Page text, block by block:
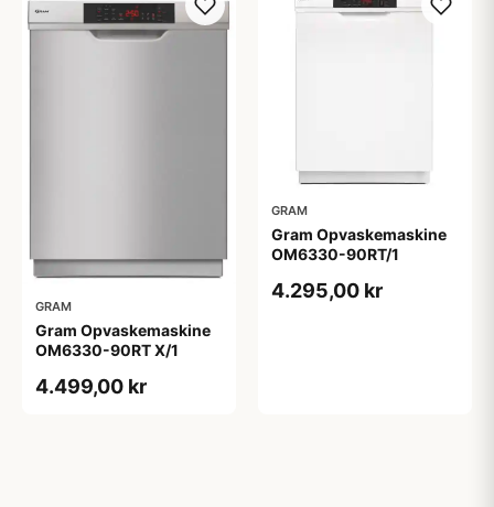
GRAM
Gram Opvaskemaskine
OM6330-90RT X/1
4.499,00 kr
GRAM
Gram Opvaskemaskine
OM6330-90RT/1
4.295,00 kr